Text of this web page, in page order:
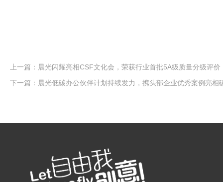
上一篇： 晨光闪耀亮相CSF文化会，荣获行业首批5A级质量分级评价
下一篇： 晨光低碳办公伙伴计划持续发力，携头部企业优秀案例亮相